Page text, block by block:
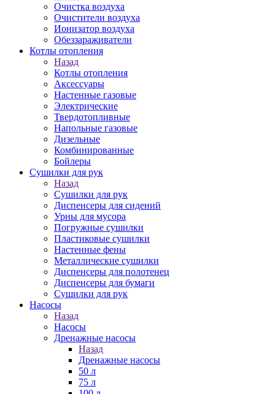
Очистка воздуха
Очистители воздуха
Ионизатор воздуха
Обеззараживатели
Котлы отопления
Назад
Котлы отопления
Аксессуары
Настенные газовые
Электрические
Твердотопливные
Напольные газовые
Дизельные
Комбинированные
Бойлеры
Сушилки для рук
Назад
Сушилки для рук
Диспенсеры для сидений
Урны для мусора
Погружные сушилки
Пластиковые сушилки
Настенные фены
Металлические сушилки
Диспенсеры для полотенец
Диспенсеры для бумаги
Сушилки для рук
Насосы
Назад
Насосы
Дренажные насосы
Назад
Дренажные насосы
50 л
75 л